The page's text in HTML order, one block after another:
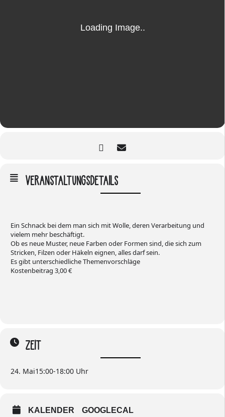
VERANSTALTUNGSDETAILS
Ein Schnack bei dem man sich mit Wolle, deren Verarbeitung und
vielem mehr beschäftigt.
Ob es neue Muster, neue Farben oder Formen sind, die sich zum
Stricken, Filzen oder Häkeln eignen, alles darf sein.
Es gibt unterschiedliche Themenvorschläge
Kostenbeitrag 3,00 €
ZEIT
24. Mai15:00-18:00
KALENDER GOOGLECAL